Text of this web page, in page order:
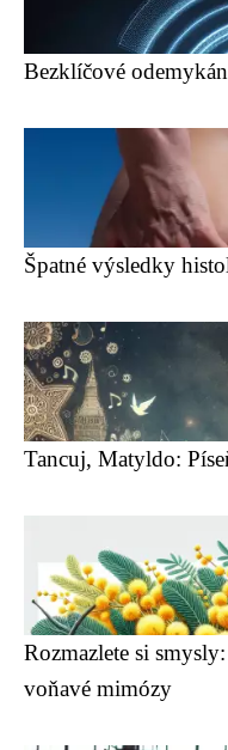
Bezklíčové
Špatné výsledky
Tancuj, Matyldo:
Rozmazlete si
voňavé mimózy